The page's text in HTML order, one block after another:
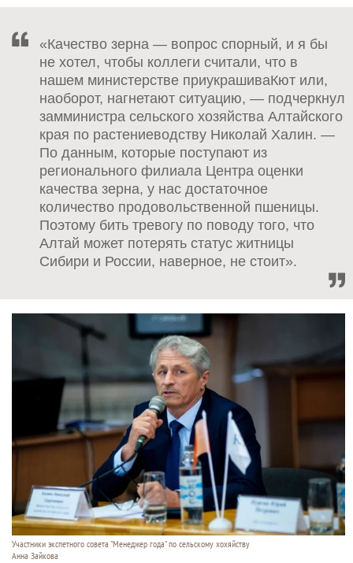
«Качество зерна — вопрос спорный, и я бы
не хотел, чтобы коллеги считали, что в
нашем министерстве приукрашиваКют или,
наоборот, нагнетают ситуацию, — подчеркнул
замминистра сельского хозяйства Алтайского
края по растениеводству Николай Халин. —
По данным, которые поступают из
регионального филиала Центра оценки
качества зерна, у нас достаточное
количество продовольственной пшеницы.
Поэтому бить тревогу по поводу того, что
Алтай может потерять статус житницы
Сибири и России, наверное, не стоит».
Участники экспетного совета "Менеджер года" по сельскому хохяйству
Анна Зайкова